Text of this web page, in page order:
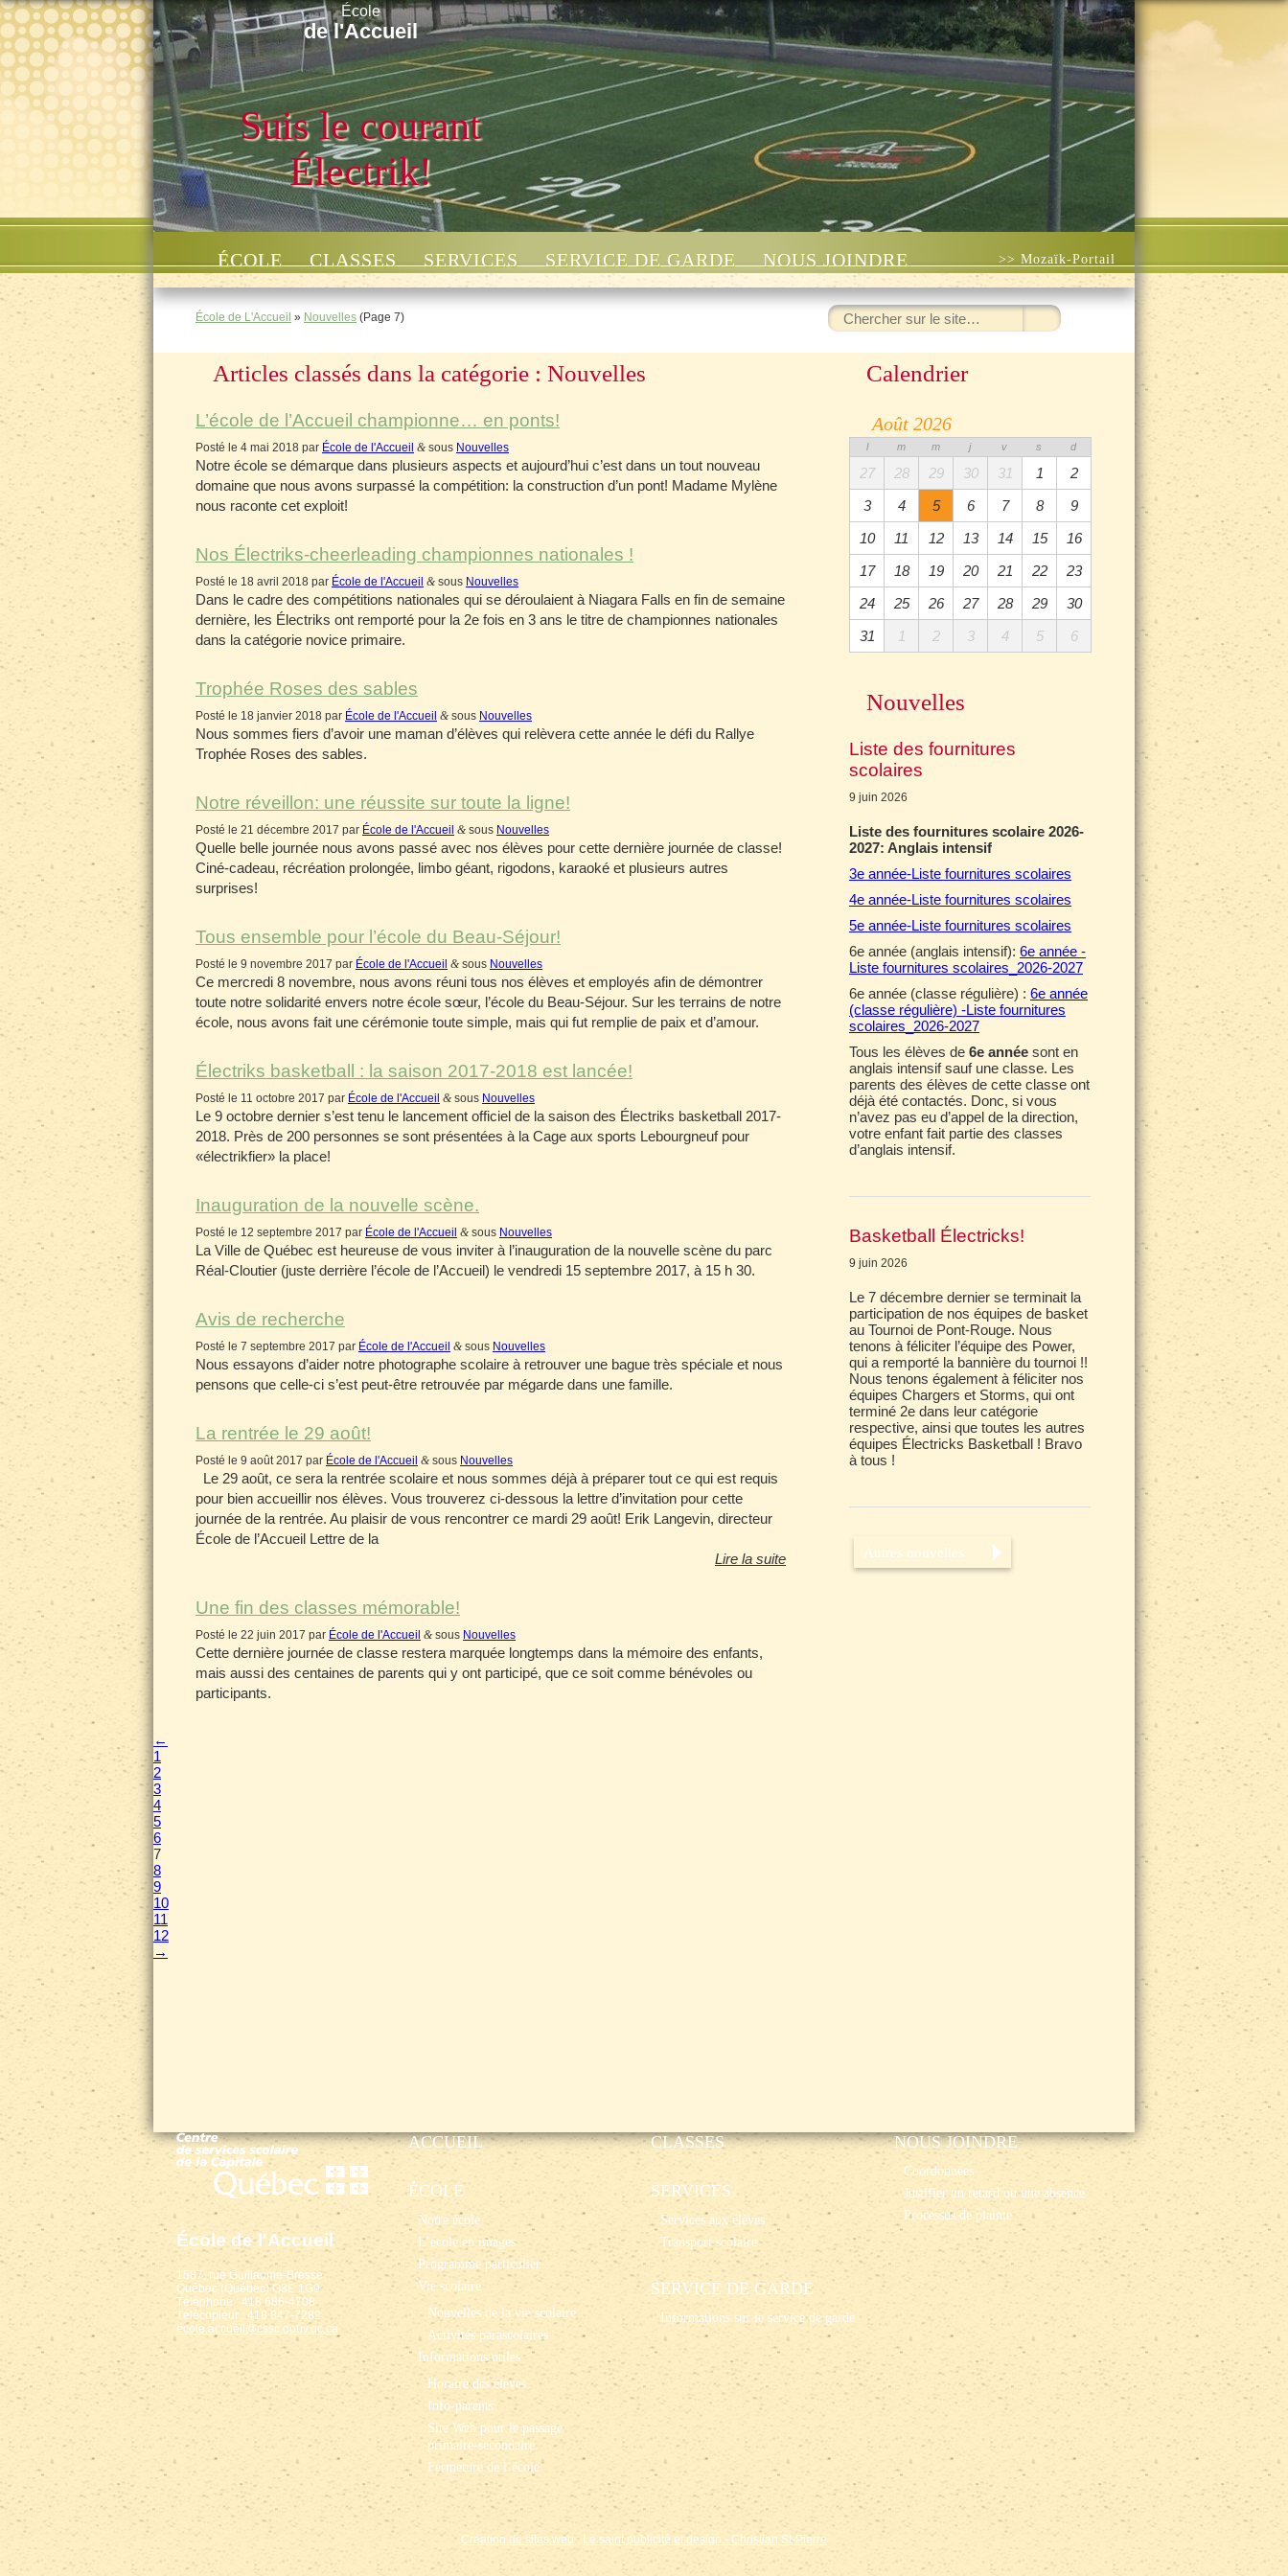
École
de l'Accueil
Suis le courant
Électrik!
ÉCOLE CLASSES SERVICES SERVICE DE GARDE NOUS JOINDRE >> Mozaïk-Portail
École de L'Accueil » Nouvelles (Page 7)
Rechercher
:
Articles classés dans la catégorie : Nouvelles
L’école de l’Accueil championne… en ponts!
Posté le 4 mai 2018 par École de l'Accueil & sous Nouvelles
Notre école se démarque dans plusieurs aspects et aujourd’hui c’est dans un tout nouveau
domaine que nous avons surpassé la compétition: la construction d’un pont! Madame Mylène
nous raconte cet exploit!
Nos Électriks-cheerleading championnes nationales !
Posté le 18 avril 2018 par École de l'Accueil & sous Nouvelles
Dans le cadre des compétitions nationales qui se déroulaient à Niagara Falls en fin de semaine
dernière, les Électriks ont remporté pour la 2e fois en 3 ans le titre de championnes nationales
dans la catégorie novice primaire.
Trophée Roses des sables
Posté le 18 janvier 2018 par École de l'Accueil & sous Nouvelles
Nous sommes fiers d’avoir une maman d’élèves qui relèvera cette année le défi du Rallye
Trophée Roses des sables.
Notre réveillon: une réussite sur toute la ligne!
Posté le 21 décembre 2017 par École de l'Accueil & sous Nouvelles
Quelle belle journée nous avons passé avec nos élèves pour cette dernière journée de classe!
Ciné-cadeau, récréation prolongée, limbo géant, rigodons, karaoké et plusieurs autres
surprises!
Tous ensemble pour l’école du Beau-Séjour!
Posté le 9 novembre 2017 par École de l'Accueil & sous Nouvelles
Ce mercredi 8 novembre, nous avons réuni tous nos élèves et employés afin de démontrer
toute notre solidarité envers notre école sœur, l’école du Beau-Séjour. Sur les terrains de notre
école, nous avons fait une cérémonie toute simple, mais qui fut remplie de paix et d’amour.
Électriks basketball : la saison 2017-2018 est lancée!
Posté le 11 octobre 2017 par École de l'Accueil & sous Nouvelles
Le 9 octobre dernier s’est tenu le lancement officiel de la saison des Électriks basketball 2017-
2018. Près de 200 personnes se sont présentées à la Cage aux sports Lebourgneuf pour
«électrikfier» la place!
Inauguration de la nouvelle scène.
Posté le 12 septembre 2017 par École de l'Accueil & sous Nouvelles
La Ville de Québec est heureuse de vous inviter à l’inauguration de la nouvelle scène du parc
Réal-Cloutier (juste derrière l’école de l’Accueil) le vendredi 15 septembre 2017, à 15 h 30.
Avis de recherche
Posté le 7 septembre 2017 par École de l'Accueil & sous Nouvelles
Nous essayons d’aider notre photographe scolaire à retrouver une bague très spéciale et nous
pensons que celle-ci s’est peut-être retrouvée par mégarde dans une famille.
La rentrée le 29 août!
Posté le 9 août 2017 par École de l'Accueil & sous Nouvelles
Le 29 août, ce sera la rentrée scolaire et nous sommes déjà à préparer tout ce qui est requis
pour bien accueillir nos élèves. Vous trouverez ci-dessous la lettre d’invitation pour cette
journée de la rentrée. Au plaisir de vous rencontrer ce mardi 29 août! Erik Langevin, directeur
École de l’Accueil Lettre de la
Lire la suite
Une fin des classes mémorable!
Posté le 22 juin 2017 par École de l'Accueil & sous Nouvelles
Cette dernière journée de classe restera marquée longtemps dans la mémoire des enfants,
mais aussi des centaines de parents qui y ont participé, que ce soit comme bénévoles ou
participants.
←
1
2
3
4
5
6
7
8
9
10
11
12
→
Calendrier
Août 2026
l m m j v s d
27 28 29 30 31 1
2
3
4 5 6 7 8
9
10
11 12 13 14 15
16
17
18 19 20 21 22
23
24
25 26 27 28 29
30
31
1 2 3 4 5 6
Nouvelles
Liste des fournitures
scolaires
9 juin 2026
Liste des fournitures scolaire 2026-
2027: Anglais intensif
3e année-Liste fournitures scolaires
4e année-Liste fournitures scolaires
5e année-Liste fournitures scolaires
6e année (anglais intensif): 6e année -
Liste fournitures scolaires_2026-2027
6e année (classe régulière) : 6e année
(classe régulière) -Liste fournitures
scolaires_2026-2027
Tous les élèves de 6e année sont en
anglais intensif sauf une classe. Les
parents des élèves de cette classe ont
déjà été contactés. Donc, si vous
n’avez pas eu d’appel de la direction,
votre enfant fait partie des classes
d’anglais intensif.
Basketball Électricks!
9 juin 2026
Le 7 décembre dernier se terminait la
participation de nos équipes de basket
au Tournoi de Pont-Rouge. Nous
tenons à féliciter l’équipe des Power,
qui a remporté la bannière du tournoi !!
Nous tenons également à féliciter nos
équipes Chargers et Storms, qui ont
terminé 2e dans leur catégorie
respective, ainsi que toutes les autres
équipes Électricks Basketball ! Bravo
à tous !
Autres nouvelles
École de l'Accueil
1587, rue Guillaume-Bresse
Québec (Québec) G3E 1G9
Téléphone : 418 686-4708
Télécopieur : 418 847-7282
ecole.accueil@cssc.gouv.qc.ca
ACCUEIL
ÉCOLE
Notre école
L’école en images
Programme particulier
Vie scolaire
Nouvelles de la vie scolaire
Activités parascolaires
Informations utiles
Horaire des élèves
Info-parents
Site Web pour le passage
primaire-secondaire.
Fermeture de l’école
CLASSES
SERVICES
Services aux élèves
Transport scolaire
SERVICE DE GARDE
Informations sur le service de garde
NOUS JOINDRE
Coordonnées
Justifier un retard ou une absence
Processus de plainte
Création de sites web : Le saint publicité et design - Christian St-Pierre